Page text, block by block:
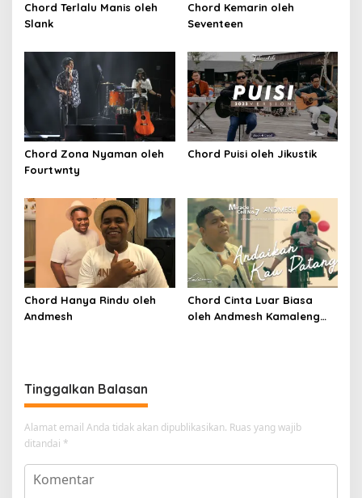
Chord Terlalu Manis oleh
Slank
Chord Kemarin oleh
Seventeen
Chord Zona Nyaman oleh
Fourtwnty
Chord Puisi oleh Jikustik
Chord Hanya Rindu oleh
Andmesh
Chord Cinta Luar Biasa
oleh Andmesh Kamaleng
Tinggalkan Balasan
Alamat email Anda tidak akan dipublikasikan. Ruas yang wajib
ditandai *